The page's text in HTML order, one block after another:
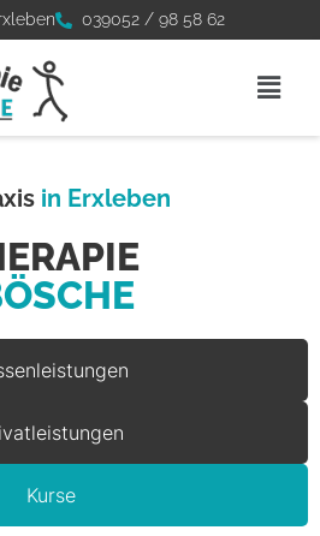
039052 / 98 58 62
in Erxleben
Kurse